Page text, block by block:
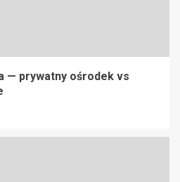
— prywatny ośrodek vs